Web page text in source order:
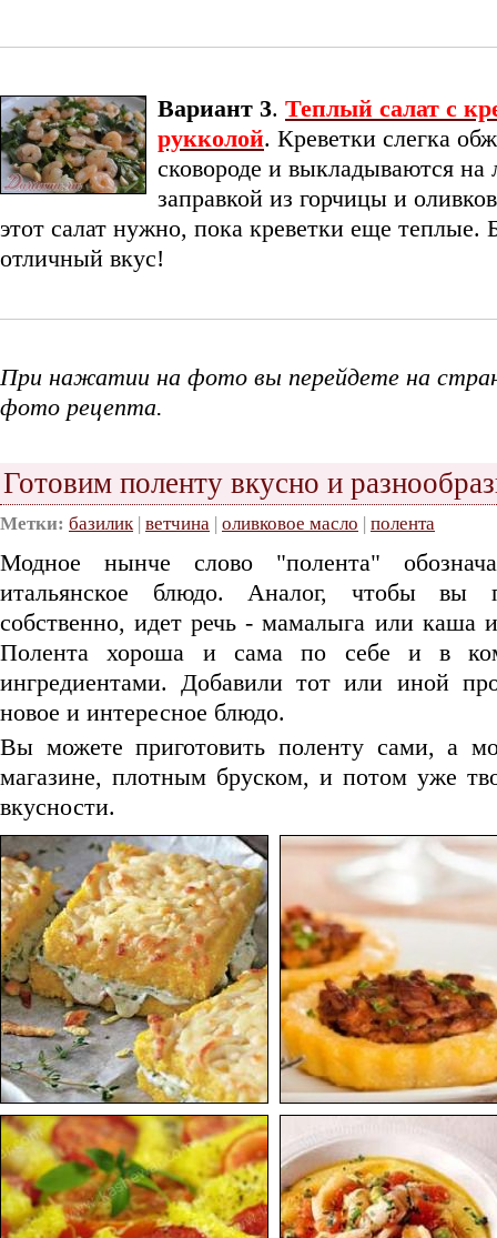
Вариант 3. Теплый салат с
рукколой. Креветки слегка
сковороде и выкладываются на
заправкой из горчицы и
этот салат нужно, пока креветки еще теплые.
отличный вкус!
При нажатии на фото вы перейдете на
фото рецепта.
Готовим поленту вкусно и
Метки: базилик| ветчина | оливковое масло | полента
Модное нынче слово "полента"
итальянское блюдо. Аналог, чтобы
собственно, идет речь - мамалыга или каша
Полента хороша и сама по себе и в
ингредиентами. Добавили тот или иной
новое и интересное блюдо.
Вы можете приготовить поленту сами, а
магазине, плотным бруском, и потом уже
вкусности.